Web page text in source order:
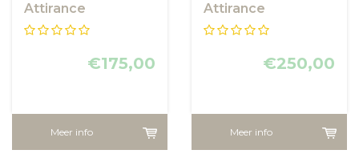
Attirance
€175,00
Meer info
Attirance
€250,00
Meer info